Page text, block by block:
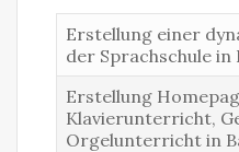
Erstellung einer
der Sprachschule in
Erstellung
Klavierunterricht,
Orgelunterricht in